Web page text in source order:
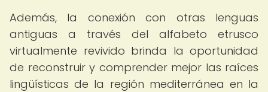
Además, la conexión con otras lenguas
antiguas a través del alfabeto etrusco
virtualmente revivido brinda la oportunidad
de reconstruir y comprender mejor las raíces
lingüísticas de la región mediterránea en la